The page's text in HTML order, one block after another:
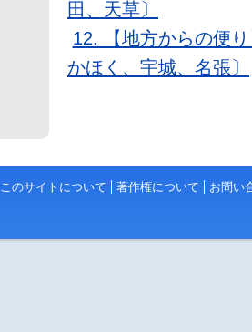
田、天草〕
12. 【地方からの便
かほく、宇城、名張〕
このサイトについて 著作権について お問い